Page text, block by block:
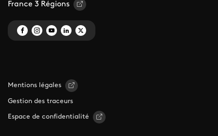
France 3 Régions
Mentions légales
Gestion des traceurs
Espace de confidentialité